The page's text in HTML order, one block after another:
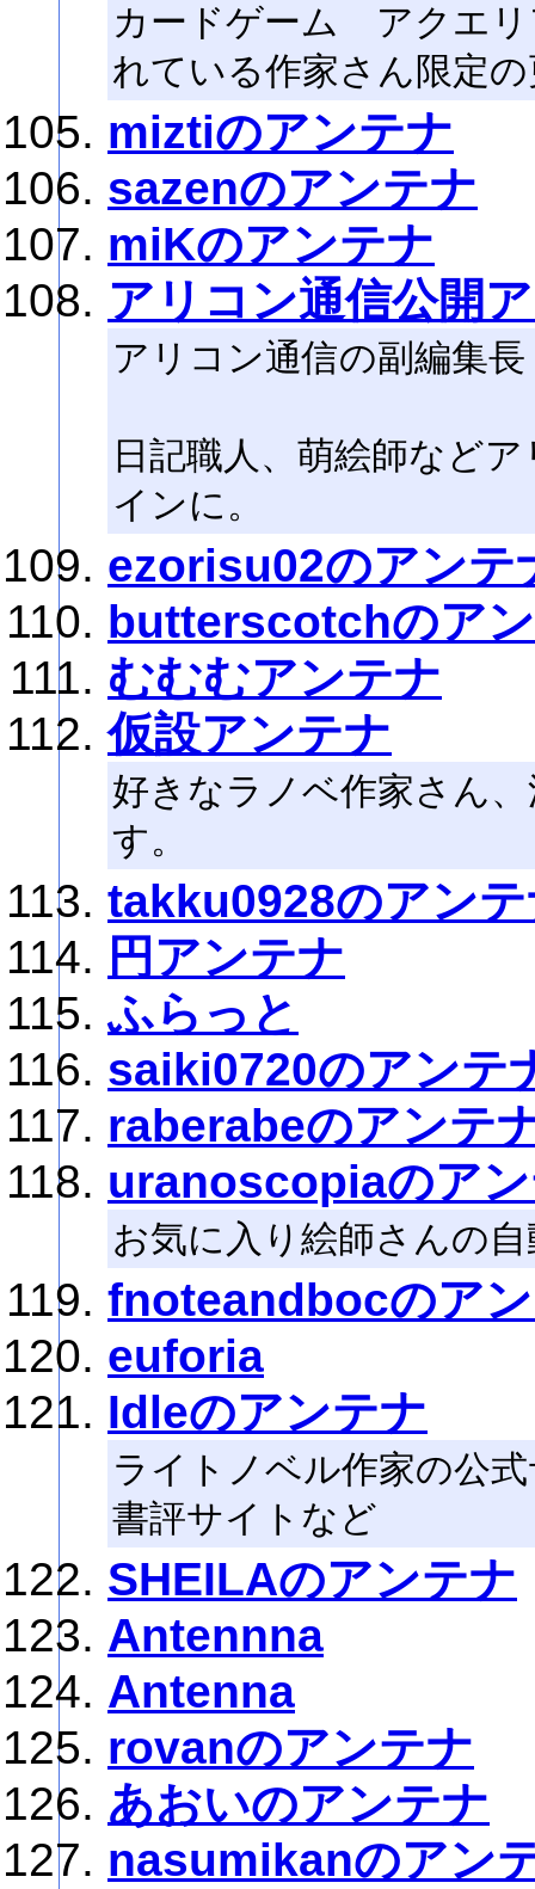
カードゲーム アクエリ
れている作家さん限定
miztiのアンテナ
sazenのアンテナ
miKのアンテナ
アリコン通信公開
アリコン通信の副編集
日記職人、萌絵師など
インに。
ezorisu02のアンテ
butterscotchのア
むむむアンテナ
仮設アンテナ
好きなラノベ作家さん
す。
takku0928のアン
円アンテナ
ふらっと
saiki0720のアンテ
raberabeのアンテ
uranoscopiaのア
お気に入り絵師さんの
fnoteandbocのア
euforia
Idleのアンテナ
ライトノベル作家の公
書評サイトなど
SHEILAのアンテナ
Antennna
Antenna
rovanのアンテナ
あおいのアンテナ
nasumikanのアン